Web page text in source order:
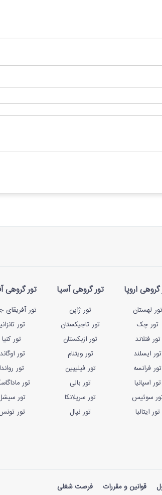
گروهی اروپا
تور لهستان
تور چک
تور فنلاند
تور ایسلند
تور فرانسه
تور اسپانیا
سوئیس
تور ایتالیا
تور گروهی آسیا
تور ژاپن
تور تاجیکستان
تور ازبکستان
تور ویتنام
تور فیلیپین
تور بالی
تور سریلانکا
تور نپال
تور گروهی
تور آفریقای
تور
تور کنیا
تور
تور رواندا
تور
تور
تور
قوانین و مقررات فرصت شغلی